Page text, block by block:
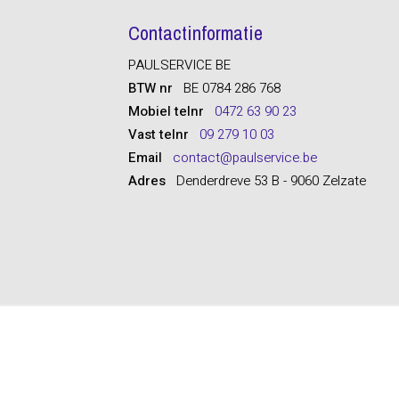
Contactinformatie
PAULSERVICE BE
BTW nr BE 0784 286 768
Mobiel telnr 0472 63 90 23
Vast telnr 09 279 10 03
Email
contact@paulservice.be
Adres Denderdreve 53 B - 9060 Zelzate